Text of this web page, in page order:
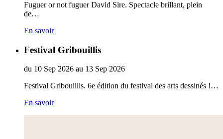
Fuguer or not fuguer David Sire. Spectacle brillant, plein
de…
En savoir
Festival Gribouillis
du 10 Sep 2026 au 13 Sep 2026
Festival Gribouillis. 6e édition du festival des arts dessinés !…
En savoir